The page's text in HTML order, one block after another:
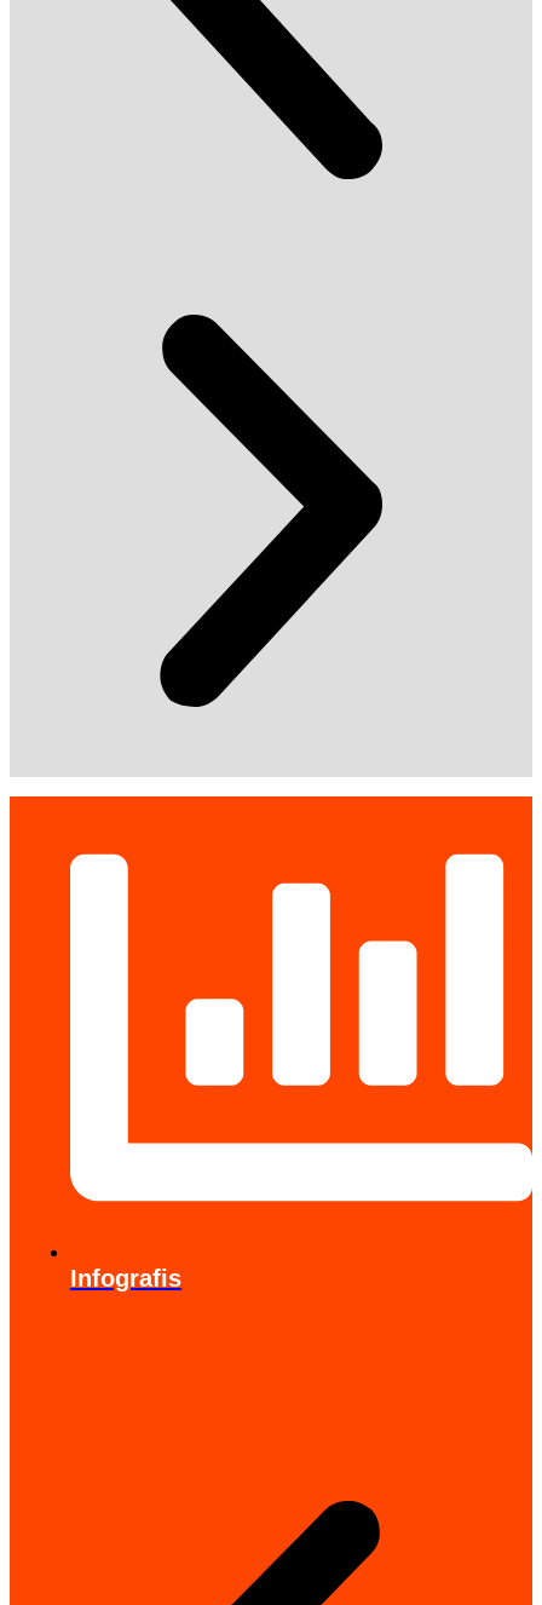
Infografis